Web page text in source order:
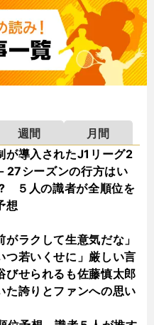
週間
月間
が導入されたJ1リーグ2
27シーズンの行方はい
５人の識者が全順位を
想
がラクして生意気だな」
つ若いくせに」厳しい言
びせられるも佐藤慎太郎
た誇りとファンへの思い